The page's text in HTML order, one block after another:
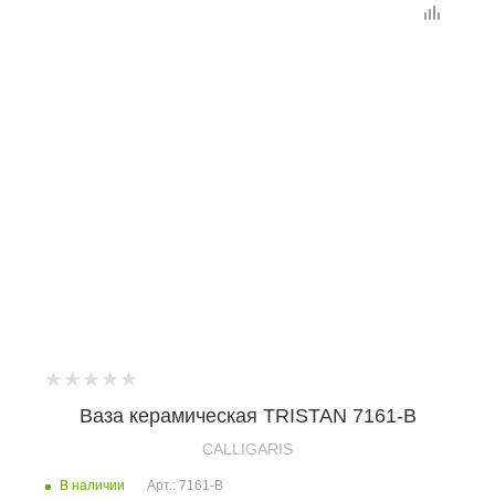
Ваза керамическая TRISTAN 7161-B
CALLIGARIS
В наличии Арт.: 7161-B